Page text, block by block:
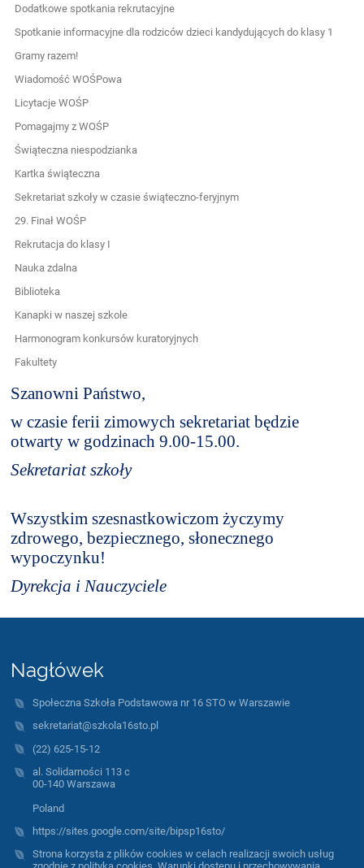
Dodatkowe spotkania rekrutacyjne
Spotkanie informacyjne dla rodziców dzieci kandydujących do klasy 1
Gramy razem!
Wiadomość WOŚPowa
Licytacje WOŚP
Pomagajmy z WOŚP
Świąteczna niespodzianka
Kartka świąteczna
Sekretariat szkoły w czasie świąteczno-feryjnym
29. Finał WOŚP
Rekrutacja do klasy I
Nauka zdalna
Biblioteka
Kanapki w naszej szkole
Harmonogram konkursów kuratoryjnych
Fakultety
Szanowni Państwo,
w czasie ferii zimowych sekretariat będzie
otwarty w godzinach 9.00-15.00.
Sekretariat szkoły
Wszystkim szesnastkowiczom życzymy
zdrowego, bezpiecznego, słonecznego
wypoczynku!
Dyrekcja i Nauczyciele
Nagłówek
Społeczna Szkoła Podstawowa nr 16 STO w Warszawie
sekretariat@szkola16sto.pl
(22) 625-15-12
al. Solidarności 113 c
00-140 Warszawa
Poland
https://sites.google.com/site/bipsp16sto/
Strona korzysta z plików cookies w celach realizacji swoich usług